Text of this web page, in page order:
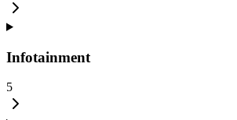
Infotainment
5